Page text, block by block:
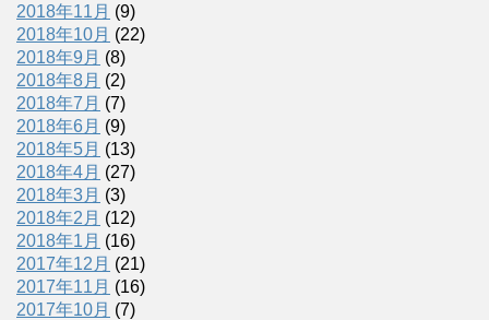
2018年11月 (9)
2018年10月 (22)
2018年9月 (8)
2018年8月 (2)
2018年7月 (7)
2018年6月 (9)
2018年5月 (13)
2018年4月 (27)
2018年3月 (3)
2018年2月 (12)
2018年1月 (16)
2017年12月 (21)
2017年11月 (16)
2017年10月 (7)